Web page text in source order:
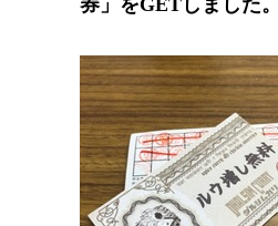
券」をGETしました。